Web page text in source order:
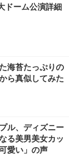
ドーム公演詳細
海苔たっぷりの
ら真似してみた
ル、ディズニー
る美男美女カッ
愛い」の声